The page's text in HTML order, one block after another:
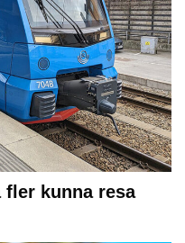
fler kunna resa